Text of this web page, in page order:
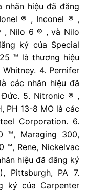
nhãn hiệu đã đăng
® , Inconel ® ,
, Nilo 6 ® , và Nilo
ký của Special
™ là thương hiệu
4. Pernifer
các nhãn hiệu đã
Đức. 5. Nitronic ® ,
PH 13-8 MO là các
Corporation. 6.
™, Maraging 300,
™, Rene, Nickelvac
hiệu đã đăng ký
Pittsburgh, PA 7.
ký của Carpenter